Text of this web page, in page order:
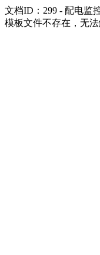
文档ID：299 - 配电监
模板文件不存在，无法